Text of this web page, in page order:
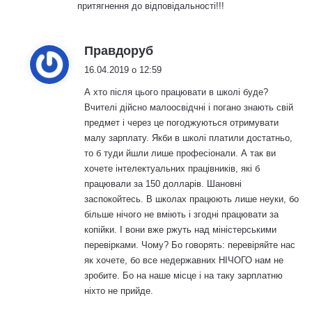
притягнення до відповідальності!!!
Правдоруб
16.04.2019 о 12:59
А хто після цього працювати в школі буде?
Вчителі дійсно малоосвідчні і погано знають свій
предмет і через це погоджуються отримувати
малу зарплату. Якби в школі платили достатньо,
то б туди йшли лише професіонали. А так ви
хочете інтелектуальних працівників, які б
працювали за 150 долларів. Шановні
заспокойтесь. В школах працюють лише неуки, бо
більше нічого не вміють і згодні працювати за
копійки. І вони вже ржуть над міністерськими
перевірками. Чому? Бо говорять: перевіряйте нас
як хочете, бо все недержавних НІЧОГО нам не
зробите. Бо на наше місце і на таку зарплатню
ніхто не прийде.